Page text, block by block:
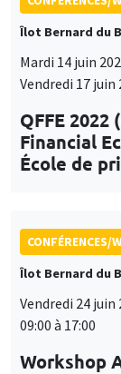
Îlot Bernard du
Mardi 14 juin
Vendredi 17 juin
QFFE
Financial
École de
CONFÉRENCES/
Îlot Bernard du
Vendredi 24 juin
09:00 à 17:00
Workshop